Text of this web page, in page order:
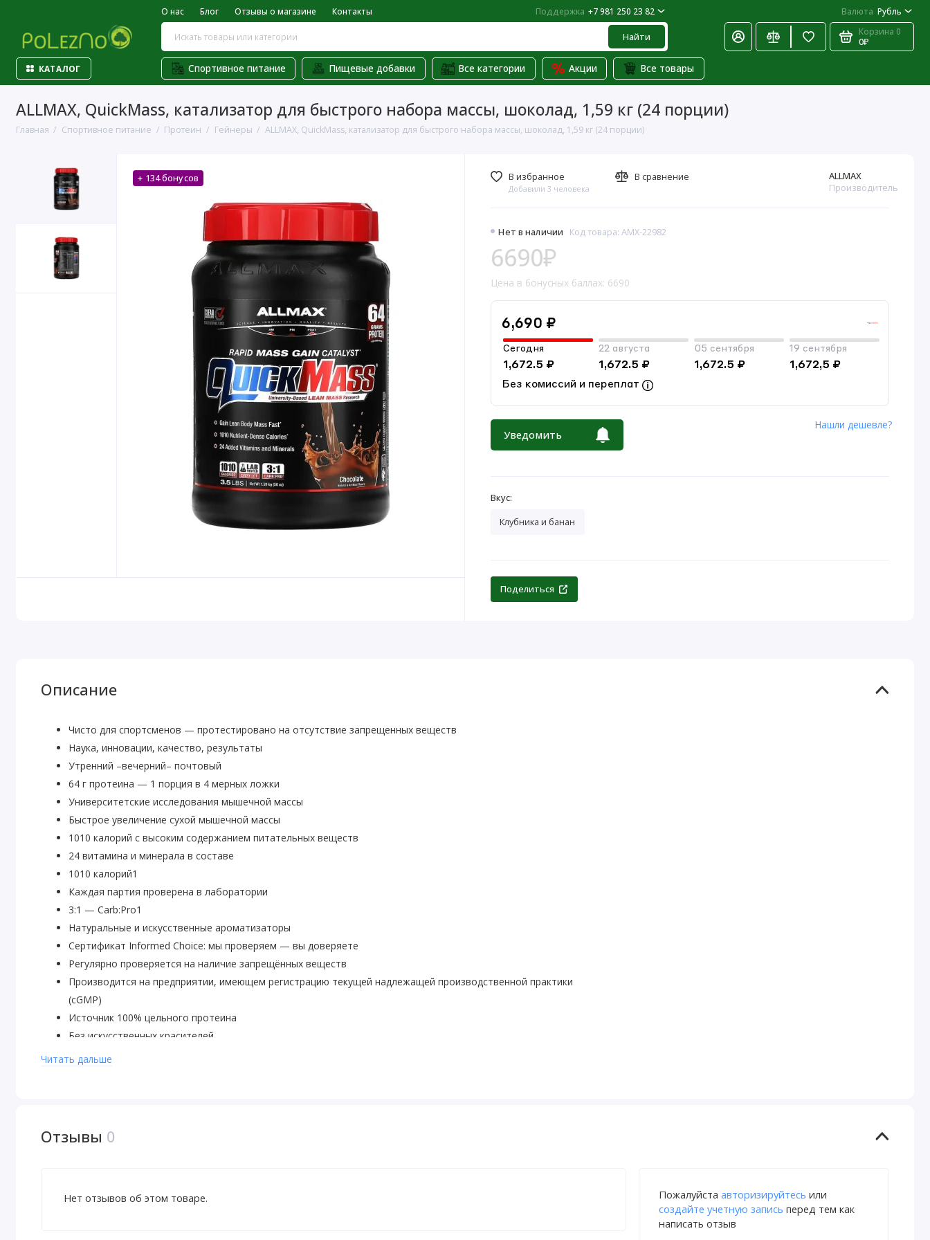
О нас Блог Отзывы о магазине Контакты Поддержка +7 981 250 23 82 Валюта Рубль
Найти Корзина 0
0₽
КАТАЛОГ Спортивное питание Пищевые добавки Все категории Акции Все товары
ALLMAX, QuickMass, катализатор для быстрого набора массы, шоколад, 1,59 кг (24 порции)
Главная Спортивное питание Протеин Гейнеры ALLMAX, QuickMass, катализатор для быстрого набора массы, шоколад, 1,59 кг (24 порции)
+ 134 бонусов
Нет в наличии Код товара: AMX-22982
ALLMAX
Производитель
6690₽
Цена в бонусных баллах: 6690
6,690 ₽
Сегодня
1,672.5 ₽
22 августа
1,672.5 ₽
05 сентября
1,672.5 ₽
19 сентября
1,672,5 ₽
Без комиссий и переплат
Уведомить
Нашли дешевле?
В избранное
Добавили 3 человека
В сравнение
Вкус:
Клубника и банан
Поделиться
Описание
Чисто для спортсменов — протестировано на отсутствие запрещенных веществ
Наука, инновации, качество, результаты
Утренний –вечерний– почтовый
64 г протеина — 1 порция в 4 мерных ложки
Университетские исследования мышечной массы
Быстрое увеличение сухой мышечной массы
1010 калорий с высоким содержанием питательных веществ
24 витамина и минерала в составе
1010 калорий1
Каждая партия проверена в лаборатории
3:1 — Carb:Pro1
Натуральные и искусственные ароматизаторы
Сертификат Informed Choice: мы проверяем — вы доверяете
Регулярно проверяется на наличие запрещённых веществ
Производится на предприятии, имеющем регистрацию текущей надлежащей производственной практики
(cGMP)
Источник 100% цельного протеина
Без искусственных красителей
Рекомендации по применению
Предупреждения
Читать дальше
Отзывы 0
Нет отзывов об этом товаре. Пожалуйста авторизируйтесь или
создайте учетную запись перед тем как
написать отзыв